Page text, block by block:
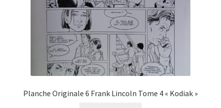
Planche Originale 6 Frank Lincoln Tome 4 « Kodiak »